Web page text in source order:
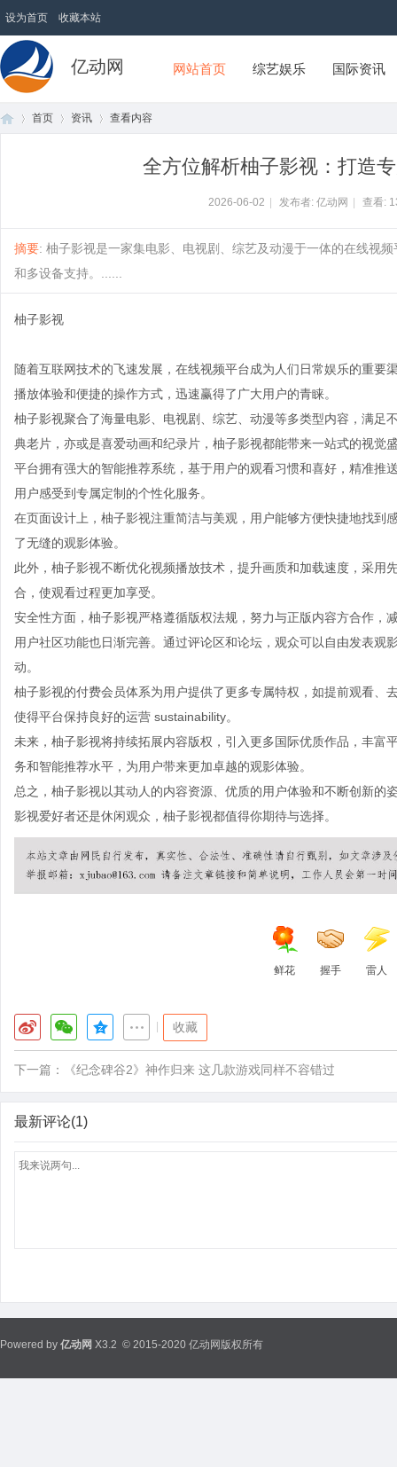
设为首页 收藏本站
亿动网 网站首页 综艺娱乐 国际资讯
首页 资讯 查看内容
全方位解析柚子影视：打造
2026-06-02 发布者: 亿动网 查看:
摘要: 柚子影视是一家集电影、电视剧、综艺及动漫于一体的在线视
和多设备支持。......
柚子影视
随着互联网技术的飞速发展，在线视频平台成为人们日常娱乐的重
播放体验和便捷的操作方式，迅速赢得了广大用户的青睐。
柚子影视聚合了海量电影、电视剧、综艺、动漫等多类型内容，满足
典老片，亦或是喜爱动画和纪录片，柚子影视都能带来一站式的视觉
平台拥有强大的智能推荐系统，基于用户的观看习惯和喜好，精准推
用户感受到专属定制的个性化服务。
在页面设计上，柚子影视注重简洁与美观，用户能够方便快捷地找到
了无缝的观影体验。
此外，柚子影视不断优化视频播放技术，提升画质和加载速度，采
合，使观看过程更加享受。
安全性方面，柚子影视严格遵循版权法规，努力与正版内容方合作，
用户社区功能也日渐完善。通过评论区和论坛，观众可以自由发表
动。
柚子影视的付费会员体系为用户提供了更多专属特权，如提前观看、
使得平台保持良好的运营 sustainability。
未来，柚子影视将持续拓展内容版权，引入更多国际优质作品，丰富
务和智能推荐水平，为用户带来更加卓越的观影体验。
总之，柚子影视以其动人的内容资源、优质的用户体验和不断创新
影视爱好者还是休闲观众，柚子影视都值得你期待与选择。
鲜花 握手 雷人
收藏
下一篇： 《纪念碑谷2》神作归来 这几款游戏同样不容错过
最新评论(1)
Powered by 亿动网 X3.2 © 2015-2020 亿动网版权所有